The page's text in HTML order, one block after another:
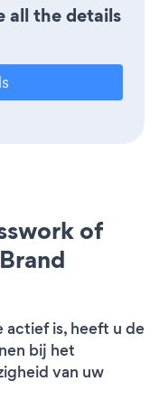
all the details
of
is, heeft u de
bij het
van uw